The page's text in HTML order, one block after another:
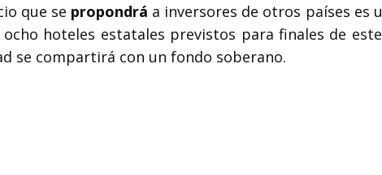
que se propondrá a inversores de otros países es
hoteles estatales previstos para finales de
se compartirá con un fondo soberano.